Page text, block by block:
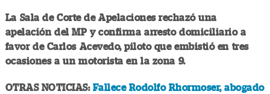
La Sala de Corte de Apelaciones rechazó una
apelación del MP y confirma arresto domiciliario a
favor de Carlos Acevedo, piloto que embistió en tres
ocasiones a un motorista en la zona 9.
OTRAS NOTICIAS: Fallece Rodolfo Rhormoser, abogado